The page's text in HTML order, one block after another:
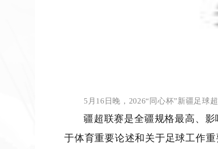
5月16日晚，2026“同心杯”新疆足球
疆超联赛是全疆规格最高、
于体育重要论述和关于足球工作